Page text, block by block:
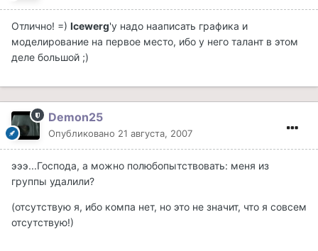
Отлично! =) Icewerg'у надо нааписать графика и
моделирование на первое место, ибо у него талант в этом
деле большой ;)
Demon25
Опубликовано 21 августа, 2007
эээ...Господа, а можно полюбопытствовать: меня из
группы удалили?
(отсутствую я, ибо компа нет, но это не значит, что я совсем
отсутствую!)